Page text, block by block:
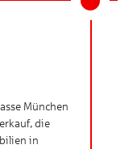
München
die
in